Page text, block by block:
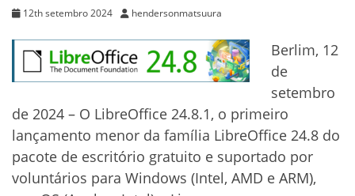
12th setembro 2024 hendersonmatsuura
Berlim, 12
de
setembro
de 2024 – O LibreOffice 24.8.1, o primeiro
lançamento menor da família LibreOffice 24.8 do
pacote de escritório gratuito e suportado por
voluntários para Windows (Intel, AMD e ARM),